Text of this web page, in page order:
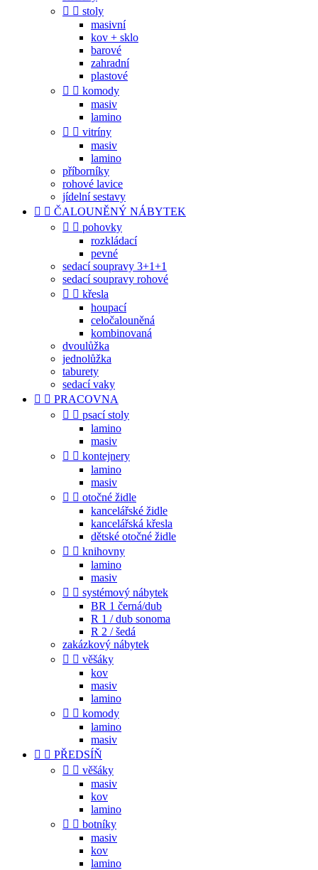
  stoly
masivní
kov + sklo
barové
zahradní
plastové
  komody
masiv
lamino
  vitríny
masiv
lamino
příborníky
rohové lavice
jídelní sestavy
  ČALOUNĚNÝ NÁBYTEK
  pohovky
rozkládací
pevné
sedací soupravy 3+1+1
sedací soupravy rohové
  křesla
houpací
celočalouněná
kombinovaná
dvoulůžka
jednolůžka
taburety
sedací vaky
  PRACOVNA
  psací stoly
lamino
masiv
  kontejnery
lamino
masiv
  otočné židle
kancelářské židle
kancelářská křesla
dětské otočné židle
  knihovny
lamino
masiv
  systémový nábytek
BR 1 černá/dub
R 1 / dub sonoma
R 2 / šedá
zakázkový nábytek
  věšáky
kov
masiv
lamino
  komody
lamino
masiv
  PŘEDSÍŇ
  věšáky
masiv
kov
lamino
  botníky
masiv
kov
lamino